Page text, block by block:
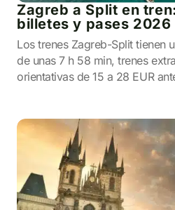
Zagreb a Split en
billetes y pases 2026
Los trenes Zagreb-Split tienen
de unas 7 h 58 min, trenes
orientativas de 15 a 28 EUR